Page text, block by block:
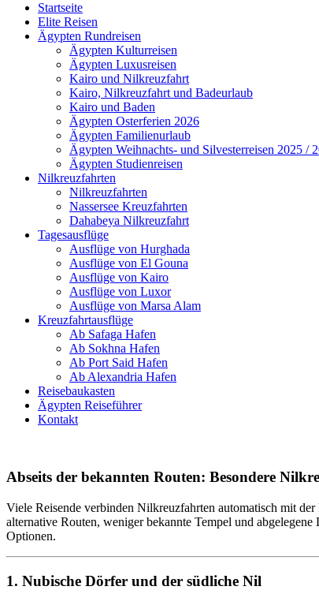
Startseite
Elite Reisen
Ägypten Rundreisen
Ägypten Kulturreisen
Ägypten Luxusreisen
Kairo und Nilkreuzfahrt
Kairo, Nilkreuzfahrt und Badeurlaub
Kairo und Baden
Ägypten Osterferien 2026
Ägypten Familienurlaub
Ägypten Weihnachts- und Silvesterreisen 2025 /
Ägypten Studienreisen
Nilkreuzfahrten
Nilkreuzfahrten
Nassersee Kreuzfahrten
Dahabeya Nilkreuzfahrt
Tagesausflüge
Ausflüge von Hurghada
Ausflüge von El Gouna
Ausflüge von Kairo
Ausflüge von Luxor
Ausflüge von Marsa Alam
Kreuzfahrtausflüge
Ab Safaga Hafen
Ab Sokhna Hafen
Ab Port Said Hafen
Ab Alexandria Hafen
Reisebaukasten
Ägypten Reiseführer
Kontakt
Abseits der bekannten Routen: Besondere
Viele Reisende verbinden Nilkreuzfahrten automatisch mit
alternative Routen, weniger bekannte Tempel und
Optionen.
1. Nubische Dörfer und der südliche Nil